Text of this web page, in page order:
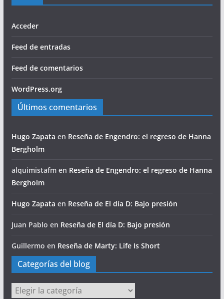
Acceder
Feed de entradas
Feed de comentarios
WordPress.org
Últimos comentarios
Hugo Zapata en Reseña de Engendro: el regreso de Hanna
Bergholm
alquimistafmen Reseña de Engendro: el regreso de Hanna
Bergholm
Hugo Zapata en Reseña de El día D: Bajo presión
Juan Pablo en Reseña de El día D: Bajo presión
Guillermo en Reseña de Marty: Life Is Short
Categorías del blog
Categorías